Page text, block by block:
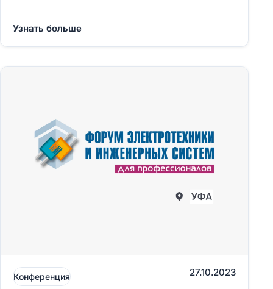
Узнать больше
Конференция 27.10.2023